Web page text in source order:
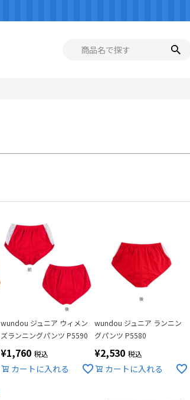
wundou ジュニア ウィメン
ズランニングパンツ P5590
¥1,760 税込
カートに入れる
wundou ジュニア ランニン
グパンツ P5580
¥2,530 税込
カートに入れる